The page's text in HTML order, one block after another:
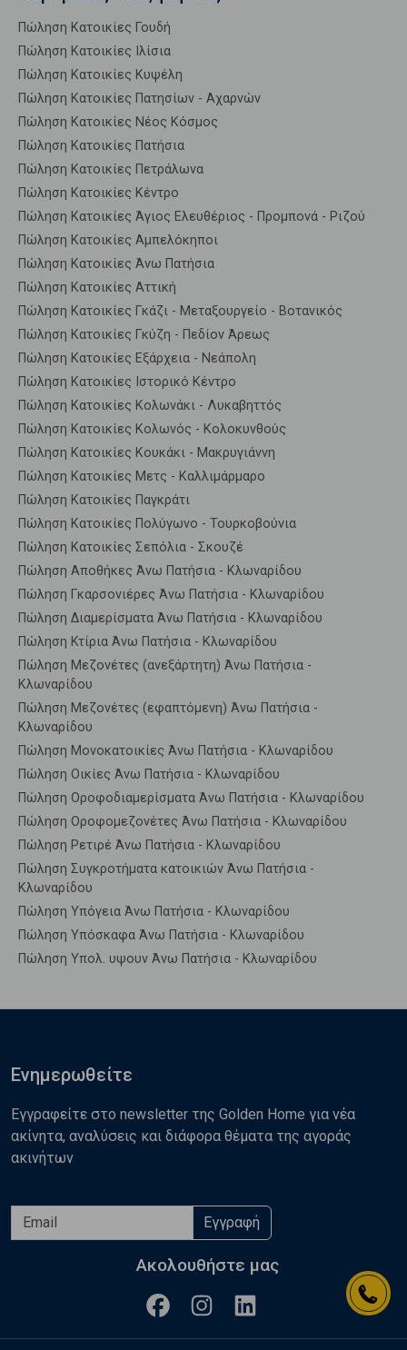
Πώληση Κατοικίες Γουδή
Πώληση Κατοικίες Ιλίσια
Πώληση Κατοικίες Κυψέλη
Πώληση Κατοικίες Πατησίων - Αχαρνών
Πώληση Κατοικίες Νέος Κόσμος
Πώληση Κατοικίες Πατήσια
Πώληση Κατοικίες Πετράλωνα
Πώληση Κατοικίες Κέντρο
Πώληση Κατοικίες Άγιος Ελευθέριος - Προμπονά - Ριζού
Πώληση Κατοικίες Αμπελόκηποι
Πώληση Κατοικίες Άνω Πατήσια
Πώληση Κατοικίες Αττική
Πώληση Κατοικίες Γκάζι - Μεταξουργείο - Βοτανικός
Πώληση Κατοικίες Γκύζη - Πεδίον Άρεως
Πώληση Κατοικίες Εξάρχεια - Νεάπολη
Πώληση Κατοικίες Ιστορικό Κέντρο
Πώληση Κατοικίες Κολωνάκι - Λυκαβηττός
Πώληση Κατοικίες Κολωνός - Κολοκυνθούς
Πώληση Κατοικίες Κουκάκι - Μακρυγιάννη
Πώληση Κατοικίες Μετς - Καλλιμάρμαρο
Πώληση Κατοικίες Παγκράτι
Πώληση Κατοικίες Πολύγωνο - Τουρκοβούνια
Πώληση Κατοικίες Σεπόλια - Σκουζέ
Πώληση Αποθήκες Άνω Πατήσια - Κλωναρίδου
Πώληση Γκαρσονιέρες Άνω Πατήσια - Κλωναρίδου
Πώληση Διαμερίσματα Άνω Πατήσια - Κλωναρίδου
Πώληση Κτίρια Άνω Πατήσια - Κλωναρίδου
Πώληση Μεζονέτες (ανεξάρτητη) Άνω Πατήσια -
Κλωναρίδου
Πώληση Μεζονέτες (εφαπτόμενη) Άνω Πατήσια -
Κλωναρίδου
Πώληση Μονοκατοικίες Άνω Πατήσια - Κλωναρίδου
Πώληση Οικίες Άνω Πατήσια - Κλωναρίδου
Πώληση Οροφοδιαμερίσματα Άνω Πατήσια - Κλωναρίδου
Πώληση Οροφομεζονέτες Άνω Πατήσια - Κλωναρίδου
Πώληση Ρετιρέ Άνω Πατήσια - Κλωναρίδου
Πώληση Συγκροτήματα κατοικιών Άνω Πατήσια -
Κλωναρίδου
Πώληση Υπόγεια Άνω Πατήσια - Κλωναρίδου
Πώληση Υπόσκαφα Άνω Πατήσια - Κλωναρίδου
Πώληση Υπολ. υψουν Άνω Πατήσια - Κλωναρίδου
Ενημερωθείτε
Εγγραφείτε στο newsletter της Golden Home για νέα
ακίνητα, αναλύσεις και διάφορα θέματα της αγοράς
ακινήτων
Εγγραφή
Ακολουθήστε μας